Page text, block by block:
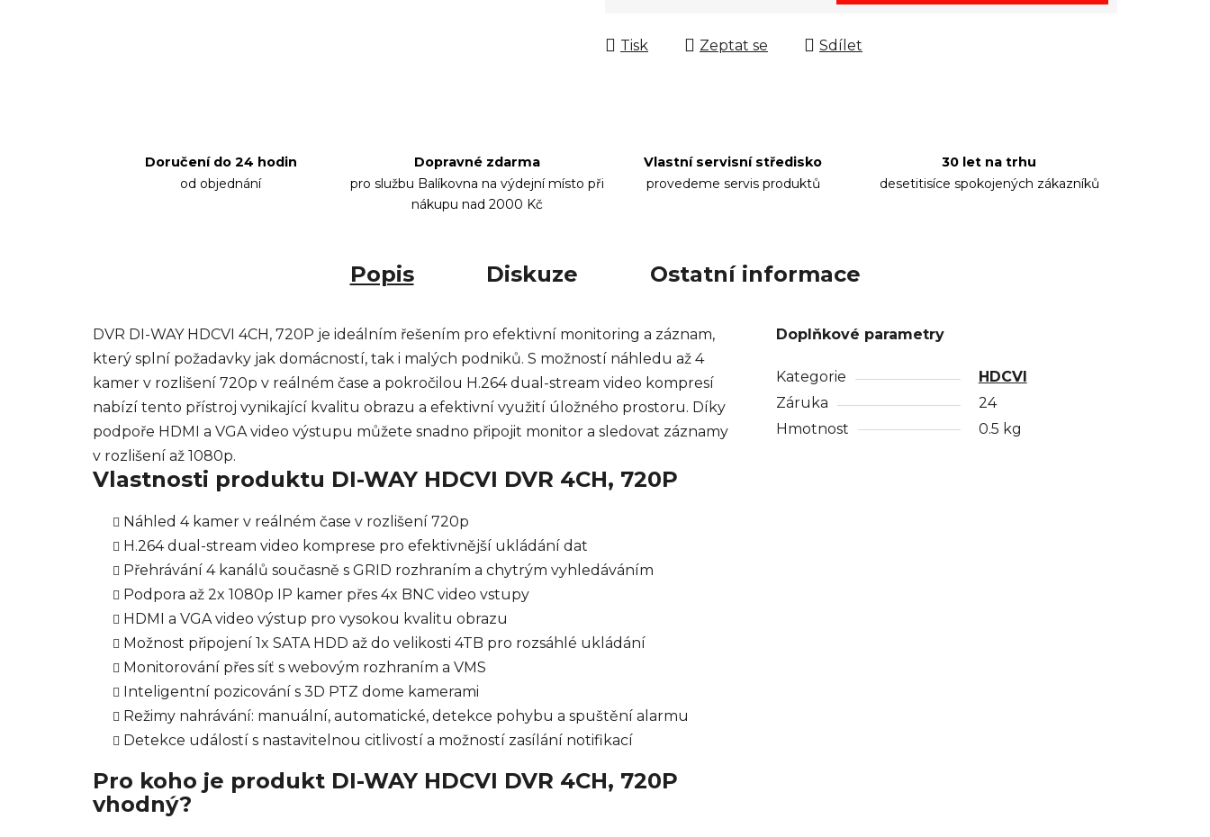
Tisk Zeptat se Sdílet
Doručení do 24 hodin
od objednání
Dopravné zdarma
pro službu Balíkovna na výdejní místo při
nákupu nad 2000 Kč
Vlastní servisní středisko
provedeme servis produktů
30 let na trhu
desetitisíce spokojených zákazníků
Popis Diskuze Ostatní informace
DVR DI-WAY HDCVI 4CH, 720P je ideálním řešením pro efektivní monitoring a záznam,
který splní požadavky jak domácností, tak i malých podniků. S možností náhledu až 4
kamer v rozlišení 720p v reálném čase a pokročilou H.264 dual-stream video kompresí
nabízí tento přístroj vynikající kvalitu obrazu a efektivní využití úložného prostoru. Díky
podpoře HDMI a VGA video výstupu můžete snadno připojit monitor a sledovat záznamy
v rozlišení až 1080p.
Vlastnosti produktu DI-WAY HDCVI DVR 4CH, 720P
Náhled 4 kamer v reálném čase v rozlišení 720p
H.264 dual-stream video komprese pro efektivnější ukládání dat
Přehrávání 4 kanálů současně s GRID rozhraním a chytrým vyhledáváním
Podpora až 2x 1080p IP kamer přes 4x BNC video vstupy
HDMI a VGA video výstup pro vysokou kvalitu obrazu
Možnost připojení 1x SATA HDD až do velikosti 4TB pro rozsáhlé ukládání
Monitorování přes síť s webovým rozhraním a VMS
Inteligentní pozicování s 3D PTZ dome kamerami
Režimy nahrávání: manuální, automatické, detekce pohybu a spuštění alarmu
Detekce událostí s nastavitelnou citlivostí a možností zasílání notifikací
Pro koho je produkt DI-WAY HDCVI DVR 4CH, 720P
vhodný?
Doplňkové parametry
Kategorie
HDCVI
Záruka
24
Hmotnost
0.5 kg